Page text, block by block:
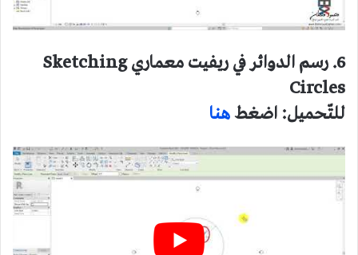
6. رسم الدوائر في ريفيت معماري Sketching
Circles
للتّحميل: اضغطهنا